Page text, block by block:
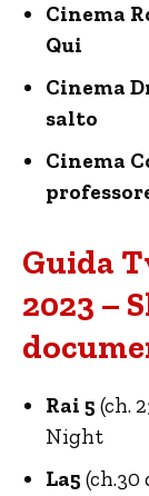
Cinema
Qui
Cinema
salto
Cinema
Guida
2023 –
Rai 5 (ch.
Night
La5 (ch.30